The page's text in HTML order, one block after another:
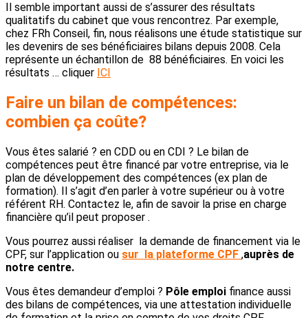
Il semble important aussi de s’assurer des résultats
qualitatifs du cabinet que vous rencontrez. Par exemple,
chez FRh Conseil, fin, nous réalisons une étude statistique sur
les devenirs de ses bénéficiaires bilans depuis 2008. Cela
représente un échantillon de 88 bénéficiaires. En voici les
résultats … cliquer ICI
Faire un bilan de compétences:
combien ça coûte?
Vous êtes salarié ? en CDD ou en CDI ? Le bilan de
compétences peut être financé par votre entreprise, via le
plan de développement des compétences (ex plan de
formation). Il s’agit d’en parler à votre supérieur ou à votre
référent RH. Contactez le, afin de savoir la prise en charge
financière qu’il peut proposer .
Vous pourrez aussi réaliser la demande de financement via le
CPF, sur l’application ou sur la plateforme CPF ,auprès de
notre centre.
Vous êtes demandeur d’emploi ? Pôle emploi finance aussi
des bilans de compétences, via une attestation individuelle